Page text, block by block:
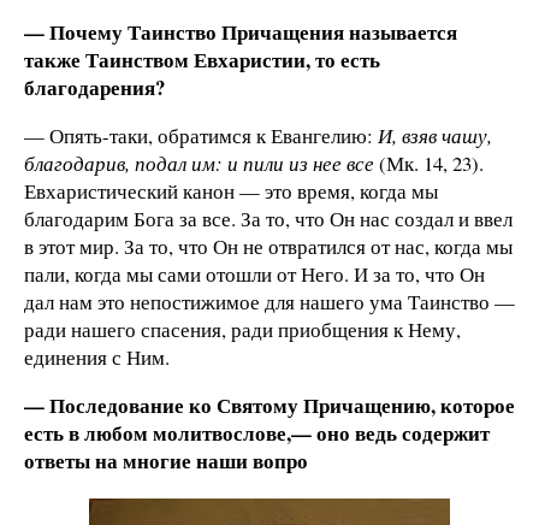
— Почему Таинство Причащения называется
также Таинством Евхаристии, то есть
благодарения?
— Опять-таки, обратимся к Евангелию: И, взяв чашу,
благодарив, подал им: и пили из нее все(Мк. 14, 23).
Евхаристический канон — это время, когда мы
благодарим Бога за все. За то, что Он нас создал и ввел
в этот мир. За то, что Он не отвратился от нас, когда мы
пали, когда мы сами отошли от Него. И за то, что Он
дал нам это непостижимое для нашего ума Таинство —
ради нашего спасения, ради приобщения к Нему,
единения с Ним.
— Последование ко Святому Причащению, которое
есть в любом молитвослове,— оно ведь содержит
ответы на многие наши вопро